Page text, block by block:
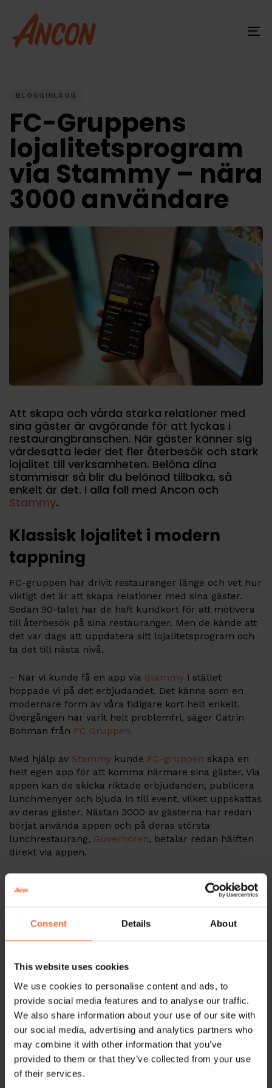
Consent Details About
This website uses cookies
We use cookies to personalise content and ads, to
provide social media features and to analyse our traffic.
We also share information about your use of our site with
our social media, advertising and analytics partners who
may combine it with other information that you’ve
provided to them or that they’ve collected from your use
of their services.
to
primary
content
BLOGGINLÄGG
FC-Gruppens
lojalitetsprogram
via Stammy – nära
3000 användare
Att skapa och vårda starka relationer med
sina gäster är avgörande för att lyckas i
restaurangbranschen. När gäster känner sig
värdesatta leder det fler återbesök och stark
lojalitet till verksamheten. Belöna dina
stammisar så blir du belönad tillbaka, så
enkelt är det. I alla fall med Ancon och
Stammy.
Klassisk lojalitet i modern
tappning
FC-gruppen har drivit restauranger länge och vet hur
viktigt det är att skapa relationer med sina gäster.
Sedan 90-talet har de haft kundkort för att motivera
till återbesök på sina restauranger. Men de kände att
det var dags att uppdatera sitt lojalitetsprogram och
ta det till nästa nivå.
– När vi kunde få en app via Stammy i stället
hoppade vi på det erbjudandet. Det känns som en
modernare form av våra tidigare kort helt enkelt.
Övergången har varit helt problemfri, säger Catrin
Bohman från FC Gruppen.
Med hjälp av Stammy kunde FC-gruppen skapa en
helt egen app för att komma närmare sina gäster. Via
appen kan de skicka riktade erbjudanden, publicera
lunchmenyer och bjuda in till event, vilket uppskattas
av deras gäster. Nästan 3000 av gästerna har redan
börjat använda appen och på deras största
lunchrestaurang, Guvernören, betalar redan hälften
direkt via appen.
Du behöver inte driva en restaurang för att gynnas av
att jobba med
Allt från frisörsalonger till
kundlojalitet med hjälp avStammy
enkelt! Vi hjälper dem att skapa sitt
Carpvik, delägare iStammy.
Hur fungerar det?
Med integrationen kopplasStammydirekt till Ancons
kassasystem där restaurangen enkelt kan koppla
ihop kampanjer med produkter och gästens konto i